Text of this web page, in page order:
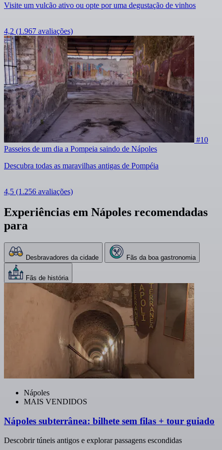
Visite um vulcão ativo ou opte por uma degustação de vinhos
4,2 (1.967 avaliações)
#10
Passeios de um dia a Pompeia saindo de Nápoles
Descubra todas as maravilhas antigas de Pompéia
4,5 (1.256 avaliações)
Experiências em Nápoles recomendadas
para
Desbravadores da cidade Fãs da boa gastronomia
Fãs de história
Nápoles
MAIS VENDIDOS
Nápoles subterrânea: bilhete sem filas + tour guiado
Descobrir túneis antigos e explorar passagens escondidas